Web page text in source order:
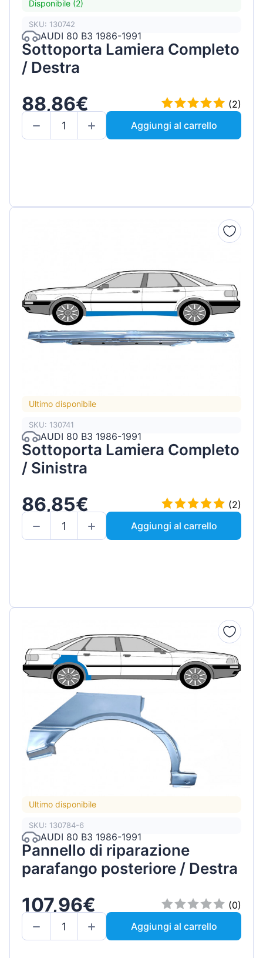
Disponibile (2)
SKU: 130742
AUDI 80 B3 1986-1991
Sottoporta Lamiera Completo
/ Destra
88,86€
(2)
Aggiungi al carrello
Ultimo disponibile
SKU: 130741
AUDI 80 B3 1986-1991
Sottoporta Lamiera Completo
/ Sinistra
86,85€
(2)
Aggiungi al carrello
Ultimo disponibile
SKU: 130784-6
AUDI 80 B3 1986-1991
Pannello di riparazione
parafango posteriore / Destra
107,96€
(0)
Aggiungi al carrello